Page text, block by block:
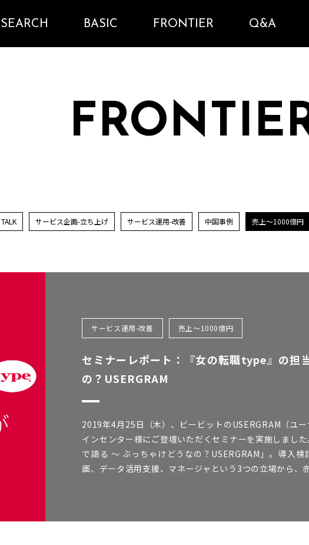
SEARCH BASIC FRONTIER Q&A
TALK サービス企画-立ち上げ サービス運用-改善 中国事例 売上～1000億円
サービス運用-改善 売上～1000億円
セミナーレポート：『女の転職type』の担
の？USERGRAM
2019年4月25日（木）、ビービットのUSERGRAM（ユ
インセンター様にご登壇いただくセミナーを実施しまし
で語る 〜 ぶっちゃけどうなの？USERGRAM」。導入
画、データ活用支援、マネージャという3つの立場から、